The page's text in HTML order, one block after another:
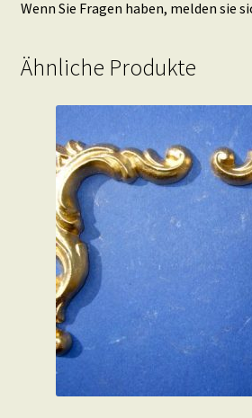
Wenn Sie Fragen haben, melden sie
Ähnliche Produkte